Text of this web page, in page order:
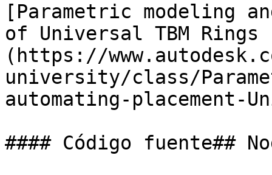
[Parametric modeling
of Universal TBM
(https://
university/class/
automating-placement-
#### Código fuente##